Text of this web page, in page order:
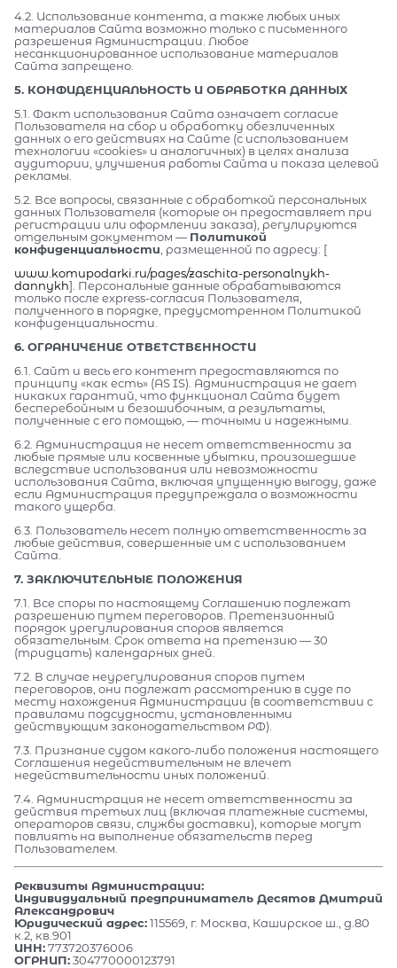
4.2. Использование контента, а также любых иных
материалов Сайта возможно только с письменного
разрешения Администрации. Любое
несанкционированное использование материалов
Сайта запрещено.
5. КОНФИДЕНЦИАЛЬНОСТЬ И ОБРАБОТКА ДАННЫХ
5.1. Факт использования Сайта означает согласие
Пользователя на сбор и обработку обезличенных
данных о его действиях на Сайте (с использованием
технологии «cookies» и аналогичных) в целях анализа
аудитории, улучшения работы Сайта и показа целевой
рекламы.
5.2. Все вопросы, связанные с обработкой персональных
данных Пользователя (которые он предоставляет при
регистрации или оформлении заказа), регулируются
отдельным документом — Политикой
конфиденциальности , размещенной по адресу: [
www.komupodarki.ru/pages/zaschita-personalnykh-
dannykh]. Персональные данные обрабатываются
только после express-согласия Пользователя,
полученного в порядке, предусмотренном Политикой
конфиденциальности.
6. ОГРАНИЧЕНИЕ ОТВЕТСТВЕННОСТИ
6.1. Сайт и весь его контент предоставляются по
принципу «как есть» (AS IS). Администрация не дает
никаких гарантий, что функционал Сайта будет
бесперебойным и безошибочным, а результаты,
полученные с его помощью, — точными и надежными.
6.2. Администрация не несет ответственности за
любые прямые или косвенные убытки, произошедшие
вследствие использования или невозможности
использования Сайта, включая упущенную выгоду, даже
если Администрация предупреждала о возможности
такого ущерба.
6.3. Пользователь несет полную ответственность за
любые действия, совершенные им с использованием
Сайта.
7. ЗАКЛЮЧИТЕЛЬНЫЕ ПОЛОЖЕНИЯ
7.1. Все споры по настоящему Соглашению подлежат
разрешению путем переговоров. Претензионный
порядок урегулирования споров является
обязательным. Срок ответа на претензию — 30
(тридцать) календарных дней.
7.2. В случае неурегулирования споров путем
переговоров, они подлежат рассмотрению в суде по
месту нахождения Администрации (в соответствии с
правилами подсудности, установленными
действующим законодательством РФ).
7.3. Признание судом какого-либо положения настоящего
Соглашения недействительным не влечет
недействительности иных положений.
7.4. Администрация не несет ответственности за
действия третьих лиц (включая платежные системы,
операторов связи, службы доставки), которые могут
повлиять на выполнение обязательств перед
Пользователем.
Реквизиты Администрации:
Индивидуальный предприниматель Десятов Дмитрий
Александрович
Юридический адрес:115569, г. Москва, Каширское ш., д.80
к.2, кв.901
ИНН:773720376006
ОГРНИП:304770000123791